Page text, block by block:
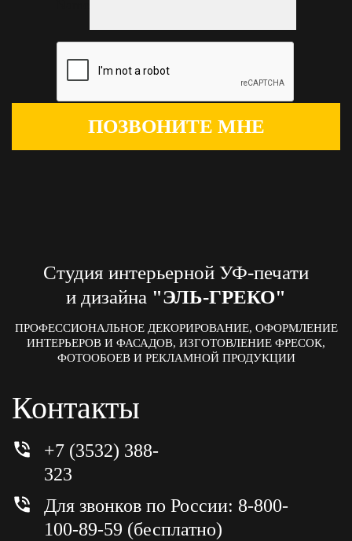
ПОЗВОНИТЕ МНЕ
Студия интерьерной УФ-печати
и дизайна "ЭЛЬ-ГРЕКО"
ПРОФЕССИОНАЛЬНОЕ ДЕКОРИРОВАНИЕ, ОФОРМЛЕНИЕ
ИНТЕРЬЕРОВ И ФАСАДОВ, ИЗГОТОВЛЕНИЕ ФРЕСОК,
ФОТООБОЕВ И РЕКЛАМНОЙ ПРОДУКЦИИ
Контакты
+7 (3532) 388-
323
Для звонков по России: 8-800-
100-89-59 (бесплатно)